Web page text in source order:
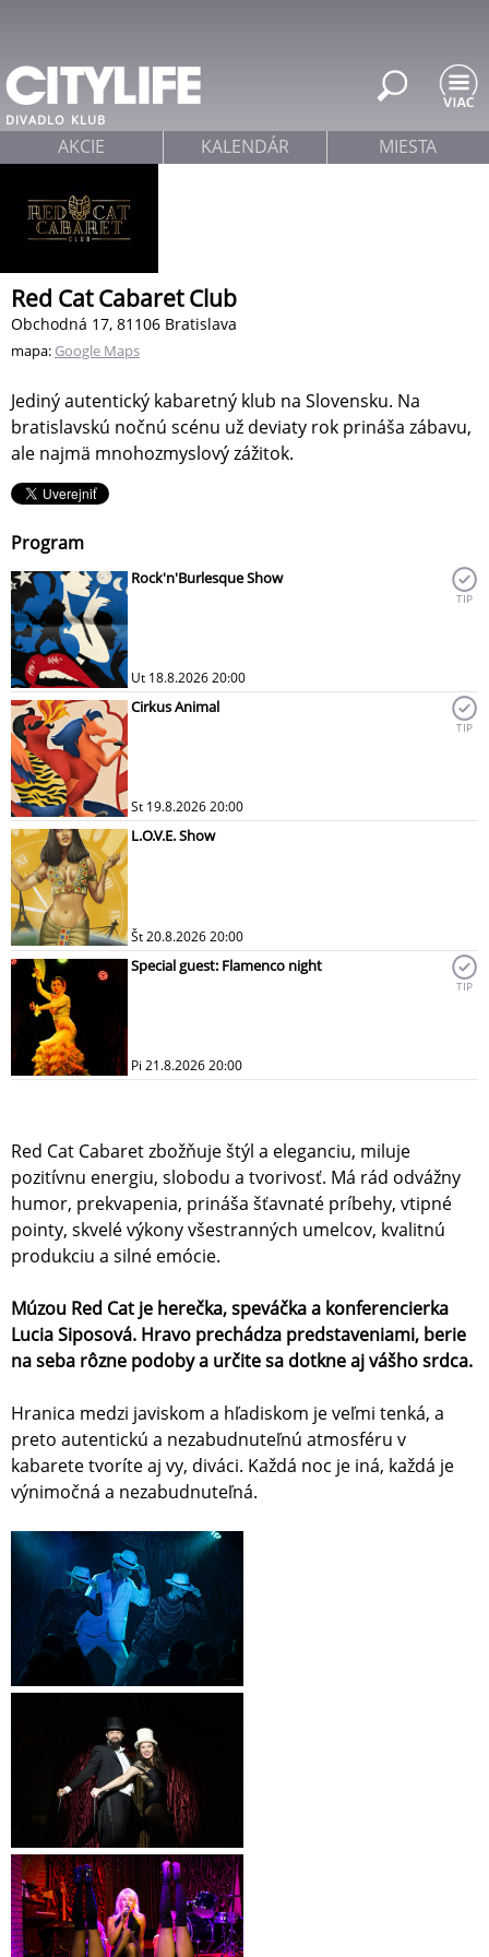
DIVADLO KLUB
Red Cat Cabaret Club
Obchodná 17, 81106 Bratislava
mapa: Google Maps
Jediný autentický kabaretný klub na Slovensku. Na
bratislavskú nočnú scénu už deviaty rok prináša zábavu,
ale najmä mnohozmyslový zážitok.
Program
Rock'n'Burlesque Show
Ut 18.8.2026 20:00
TIP
Cirkus Animal
St 19.8.2026 20:00
TIP
L.O.V.E. Show
Št 20.8.2026 20:00
Special guest: Flamenco night
Pi 21.8.2026 20:00
TIP
Red Cat Cabaret zbožňuje štýl a eleganciu, miluje
pozitívnu energiu, slobodu a tvorivosť. Má rád odvážny
humor, prekvapenia, prináša šťavnaté príbehy, vtipné
pointy, skvelé výkony všestranných umelcov, kvalitnú
produkciu a silné emócie.
Múzou Red Cat je herečka, speváčka a konferencierka
Lucia Siposová. Hravo prechádza predstaveniami, berie
na seba rôzne podoby a určite sa dotkne aj vášho srdca.
Hranica medzi javiskom a hľadiskom je veľmi tenká, a
preto autentickú a nezabudnuteľnú atmosféru v
kabarete tvoríte aj vy, diváci. Každá noc je iná, každá je
výnimočná a nezabudnuteľná.
AKCIE KALENDÁR MIESTA